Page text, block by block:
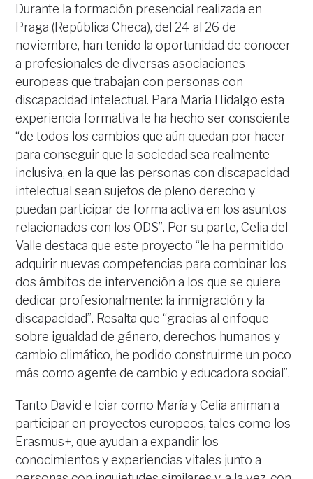
Durante la formación presencial realizada en
Praga (República Checa), del 24 al 26 de
noviembre, han tenido la oportunidad de conocer
a profesionales de diversas asociaciones
europeas que trabajan con personas con
discapacidad intelectual. Para María Hidalgo esta
experiencia formativa le ha hecho ser consciente
“de todos los cambios que aún quedan por hacer
para conseguir que la sociedad sea realmente
inclusiva, en la que las personas con discapacidad
intelectual sean sujetos de pleno derecho y
puedan participar de forma activa en los asuntos
relacionados con los ODS”. Por su parte, Celia del
Valle destaca que este proyecto “le ha permitido
adquirir nuevas competencias para combinar los
dos ámbitos de intervención a los que se quiere
dedicar profesionalmente: la inmigración y la
discapacidad”. Resalta que “gracias al enfoque
sobre igualdad de género, derechos humanos y
cambio climático, he podido construirme un poco
más como agente de cambio y educadora social”.
Tanto David e Iciar como María y Celia animan a
participar en proyectos europeos, tales como los
Erasmus+, que ayudan a expandir los
conocimientos y experiencias vitales junto a